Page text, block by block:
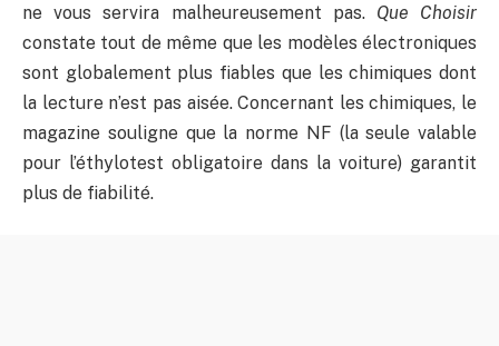
ne vous servira malheureusement pas. Que Choisir
constate tout de même que les modèles électroniques
sont globalement plus fiables que les chimiques dont
la lecture n’est pas aisée. Concernant les chimiques, le
magazine souligne que la norme NF (la seule valable
pour l’éthylotest obligatoire dans la voiture) garantit
plus de fiabilité.